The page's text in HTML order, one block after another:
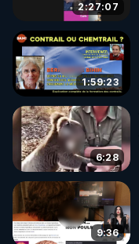
2:27:07
1:59:23
6:28
9:36